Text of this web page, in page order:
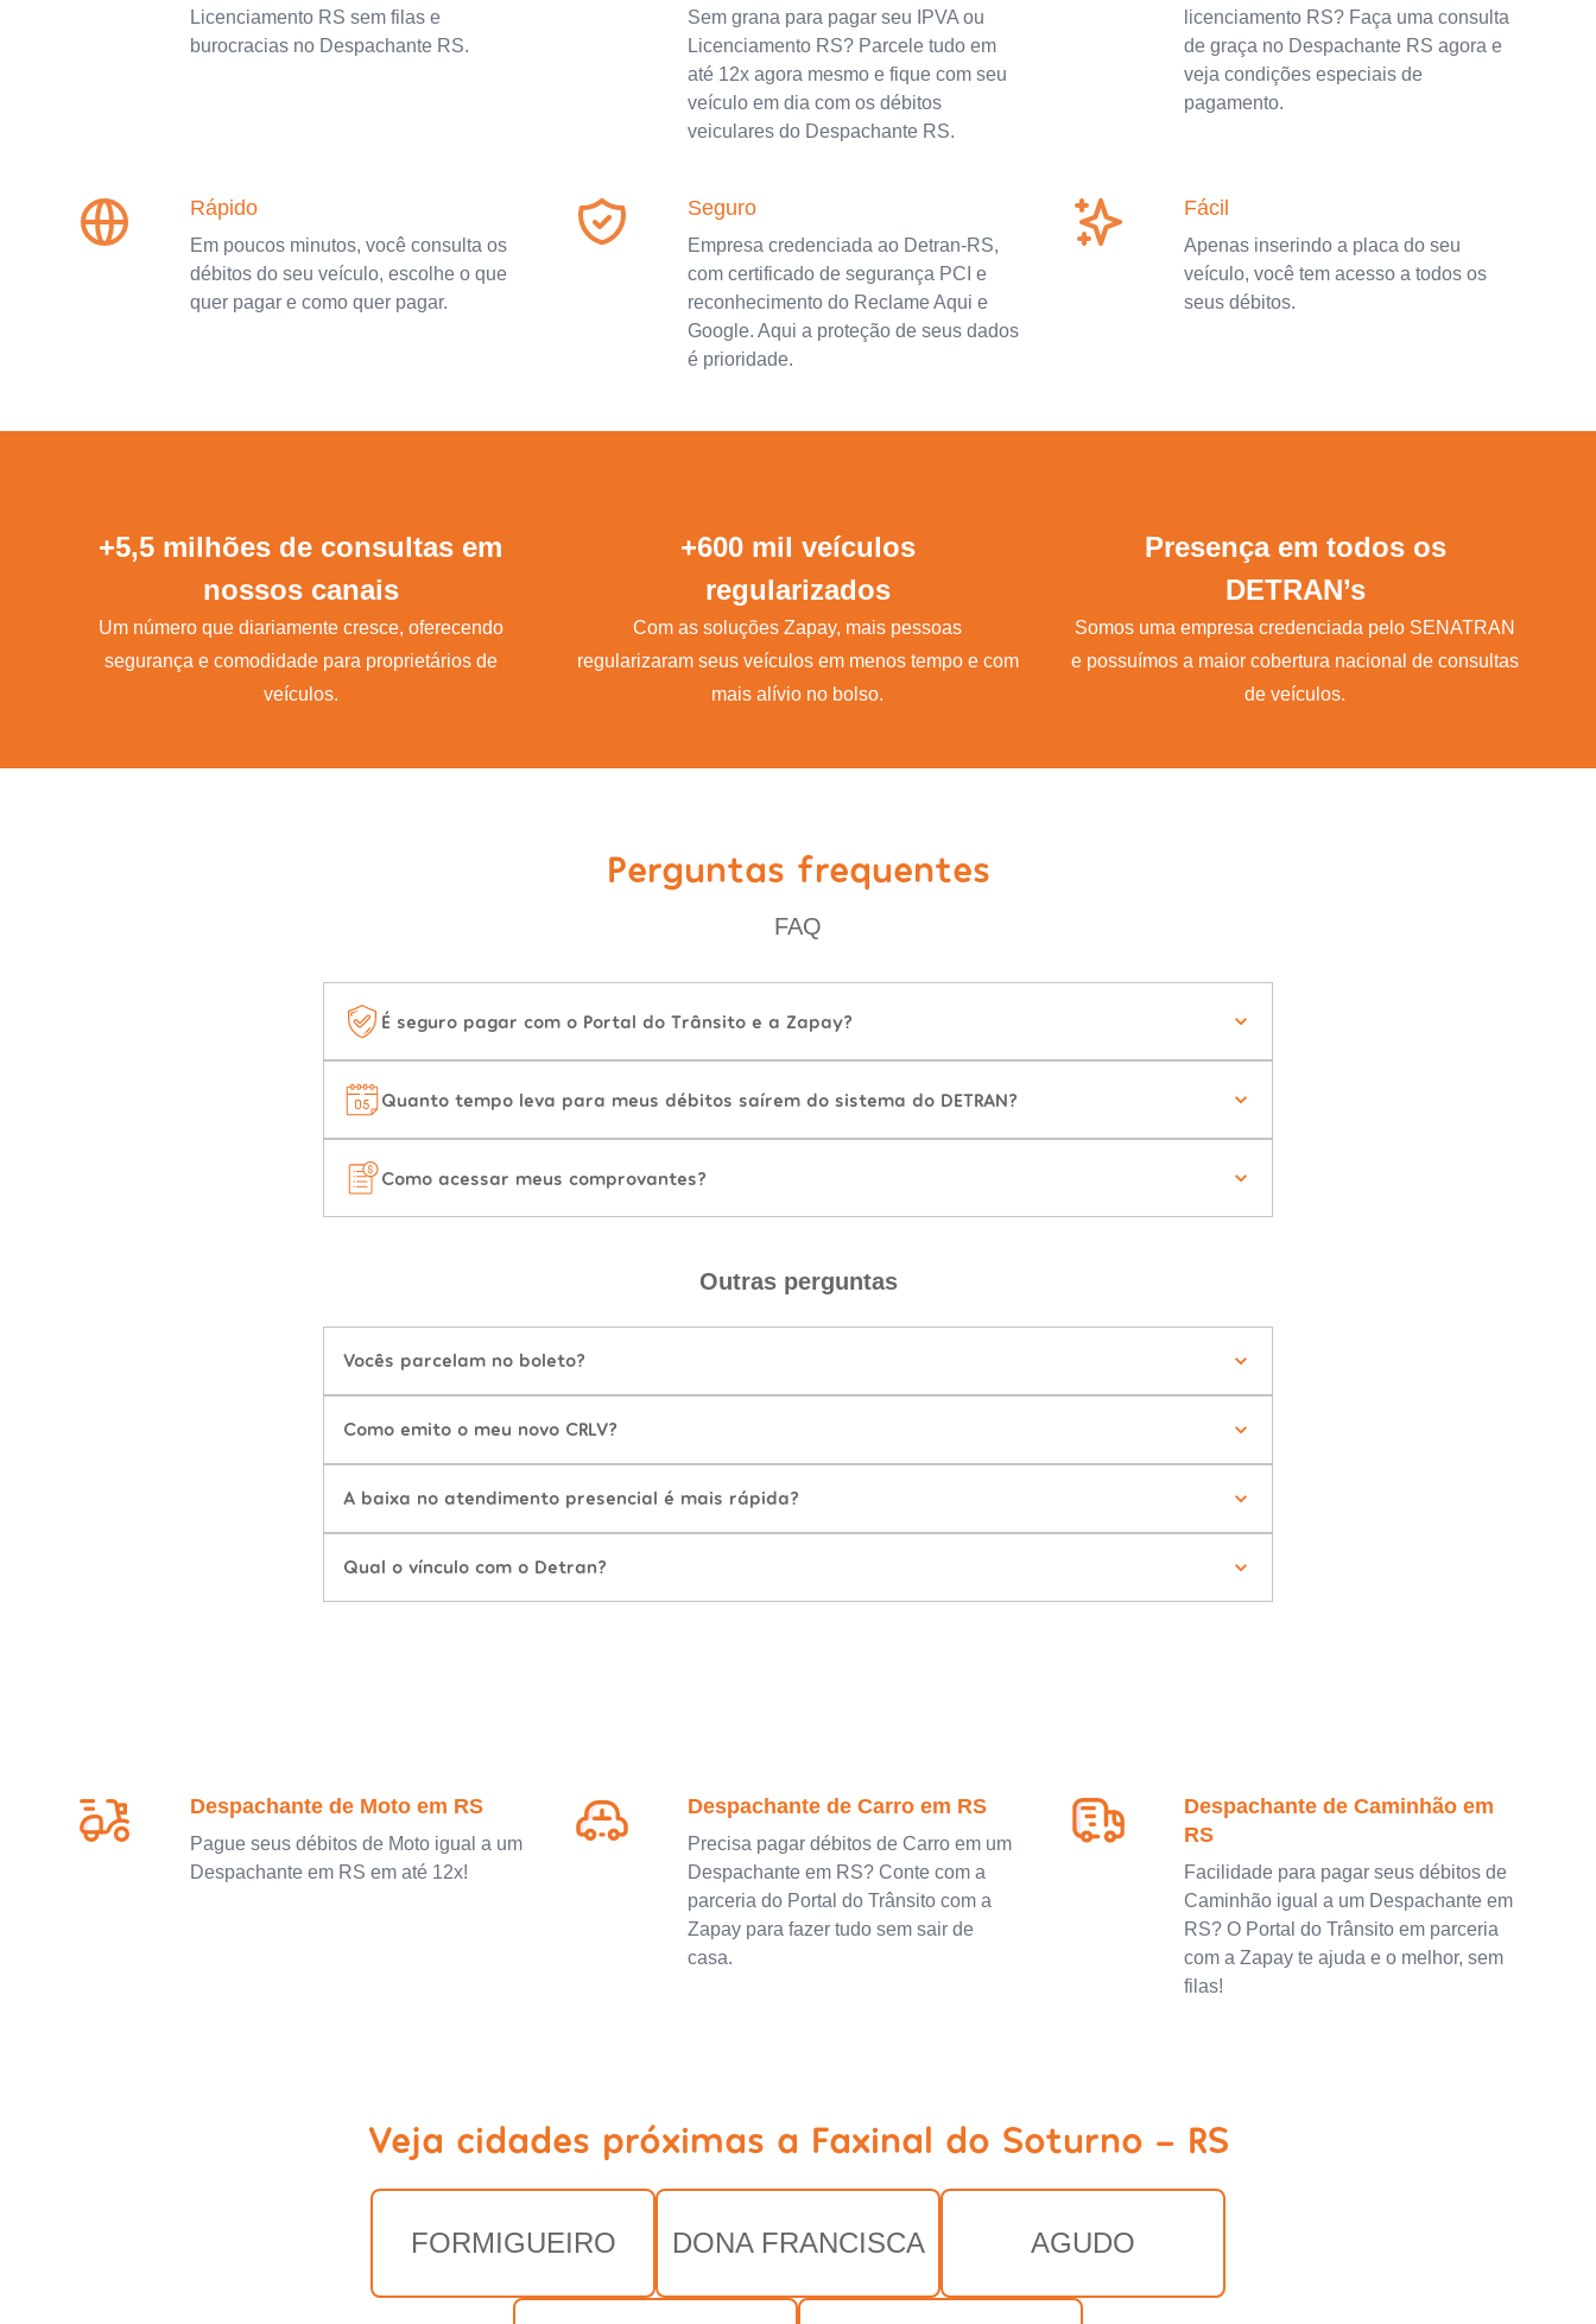
Licenciamento RS sem filas e
burocracias no Despachante RS.
Sem grana para pagar seu IPVA ou
Licenciamento RS? Parcele tudo em
até 12x agora mesmo e fique com seu
veículo em dia com os débitos
veiculares do Despachante RS.
licenciamento RS? Faça uma consulta
de graça no Despachante RS agora e
veja condições especiais de
pagamento.
Rápido
Em poucos minutos, você consulta os
débitos do seu veículo, escolhe o que
quer pagar e como quer pagar.
Seguro
Empresa credenciada ao Detran-RS,
com certificado de segurança PCI e
reconhecimento do Reclame Aqui e
Google. Aqui a proteção de seus dados
é prioridade.
Fácil
Apenas inserindo a placa do seu
veículo, você tem acesso a todos os
seus débitos.
+5,5 milhões de consultas em
nossos canais
Um número que diariamente cresce, oferecendo
segurança e comodidade para proprietários de
veículos.
+600 mil veículos
regularizados
Com as soluções Zapay, mais pessoas
regularizaram seus veículos em menos tempo e com
mais alívio no bolso.
Presença em todos os
DETRAN’s
Somos uma empresa credenciada pelo SENATRAN
e possuímos a maior cobertura nacional de consultas
de veículos.
Perguntas frequentes
FAQ
É seguro pagar com o Portal do Trânsito e a Zapay?
Quanto tempo leva para meus débitos saírem do sistema do DETRAN?
Como acessar meus comprovantes?
Outras perguntas
Vocês parcelam no boleto?
Como emito o meu novo CRLV?
A baixa no atendimento presencial é mais rápida?
Qual o vínculo com o Detran?
Despachante de Moto em RS
Pague seus débitos de Moto igual a um
Despachante em RS em até 12x!
Despachante de Carro em RS
Precisa pagar débitos de Carro em um
Despachante em RS? Conte com a
parceria do Portal do Trânsito com a
Zapay para fazer tudo sem sair de
casa.
Despachante de Caminhão em
RS
Facilidade para pagar seus débitos de
Caminhão igual a um Despachante em
RS? O Portal do Trânsito em parceria
com a Zapay te ajuda e o melhor, sem
filas!
Veja cidades próximas a Faxinal do Soturno - RS
FORMIGUEIRO DONA FRANCISCA AGUDO